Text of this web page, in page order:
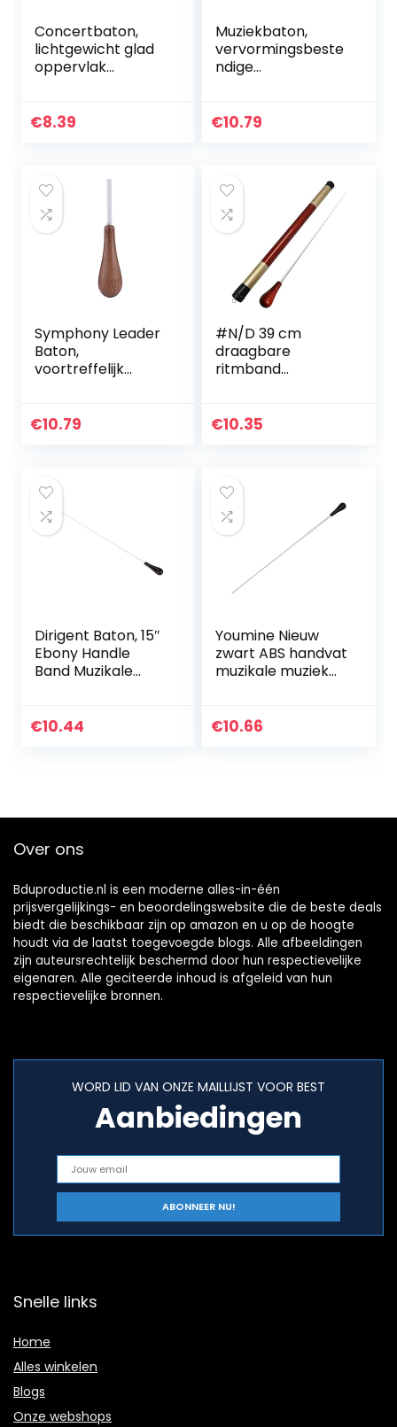
Concertbaton,
lichtgewicht glad
oppervlak
Symphony Leader
€8.39
Muziekbaton,
vervormingsbeste
ndige
Baton voor
€10.79
Symphony Leader
Baton,
voortreffelijk
duurzame
€10.79
#N/D 39 cm
draagbare
ritmband
Baton
€10.35
Dirigent Baton, 15″
Ebony Handle
Band Muzikale
Symfonie Concert
€10.44
Youmine Nieuw
zwart ABS handvat
muzikale muziek
€10.66
Over ons
Bduproductie.nl is een moderne alles-in-één
prijsvergelijkings- en beoordelingswebsite die de beste deals
biedt die beschikbaar zijn op amazon en u op de hoogte
houdt via de laatst toegevoegde blogs. Alle afbeeldingen
zijn auteursrechtelijk beschermd door hun respectievelijke
eigenaren. Alle geciteerde inhoud is afgeleid van hun
respectievelijke bronnen.
WORD LID VAN ONZE MAILLIJST VOOR BEST
Aanbiedingen
Snelle links
Home
Alles winkelen
Blogs
Onze webshops